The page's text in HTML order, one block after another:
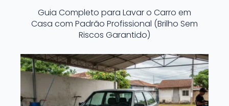
Guia Completo para Lavar o Carro em
Casa com Padrão Profissional (Brilho Sem
Riscos Garantido)